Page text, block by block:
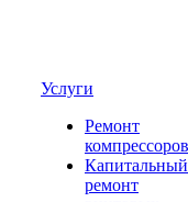
Услуги
Ремонт
компрессоров
Капитальный
ремонт